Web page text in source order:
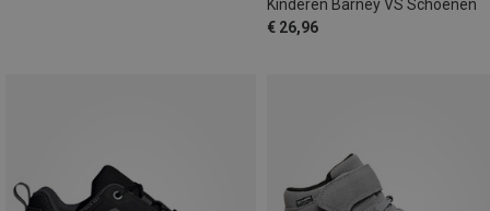
Kinderen Barney VS Schoenen
€ 26,96